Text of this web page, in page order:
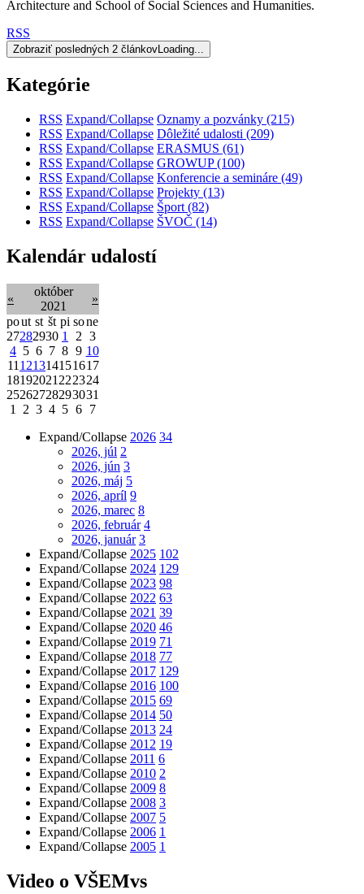
Architecture and School of Social Sciences and Humanities.
RSS
Zobraziť posledných 2 článkovLoading...
Kategórie
RSS Expand/Collapse Oznamy a pozvánky (215)
RSS Expand/Collapse Dôležité udalosti (209)
RSS Expand/Collapse ERASMUS (61)
RSS Expand/Collapse GROWUP(100)
RSS Expand/Collapse Konferencie a semináre (49)
RSS Expand/Collapse Projekty (13)
RSS Expand/Collapse Šport (82)
RSS Expand/Collapse ŠVOČ (14)
Kalendár udalostí
«
október
2021
»
pout st št pi sone
27282930 1 2 3
4 5 6 7 8 9 10
11 121314151617
18192021 222324
25262728293031
1
2 3 4 5 6
7
Expand/Collapse 2026 34
2026, júl 2
2026, jún 3
2026, máj 5
2026, apríl 9
2026, marec 8
2026, február 4
2026, január 3
Expand/Collapse 2025 102
Expand/Collapse 2024 129
Expand/Collapse 2023 98
Expand/Collapse 2022 63
Expand/Collapse 2021 39
Expand/Collapse 2020 46
Expand/Collapse 2019 71
Expand/Collapse 2018 77
Expand/Collapse 2017 129
Expand/Collapse 2016 100
Expand/Collapse 2015 69
Expand/Collapse 2014 50
Expand/Collapse 2013 24
Expand/Collapse 2012 19
Expand/Collapse 2011 6
Expand/Collapse 2010 2
Expand/Collapse 2009 8
Expand/Collapse 2008 3
Expand/Collapse 2007 5
Expand/Collapse 2006 1
Expand/Collapse 2005 1
Video o VŠEMvs